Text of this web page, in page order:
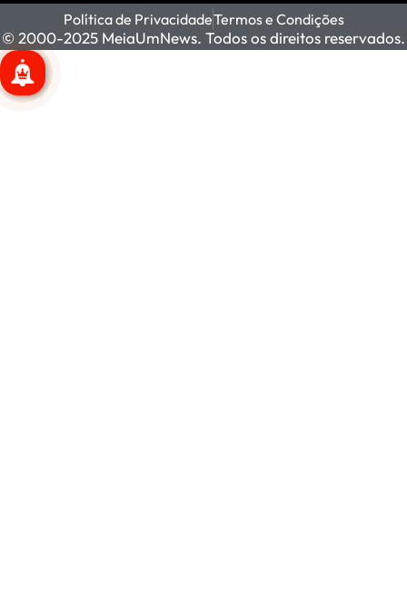
Política de PrivacidadeTermos e Condições
© 2000-2025 MeiaUmNews. Todos os direitos reservados.